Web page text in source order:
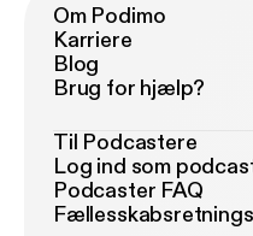
Om Podimo
Karriere
Blog
Brug for hjælp?
Til Podcastere
Log ind som
Podcaster FAQ